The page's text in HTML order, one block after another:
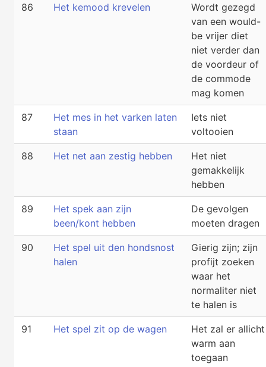
86 Het kemood krevelen
Wordt gezegd
van een would-
be vrijer diet
niet verder dan
de voordeur of
de commode
mag komen
87
Het mes in het varken laten
staan
Iets niet
voltooien
88 Het net aan zestig hebben
Het niet
gemakkelijk
hebben
89
Het spek aan zijn
been/kont hebben
De gevolgen
moeten dragen
90
Het spel uit den hondsnost
halen
Gierig zijn; zijn
profijt zoeken
waar het
normaliter niet
te halen is
91 Het spel zit op de wagen
Het zal er allicht
warm aan
toegaan